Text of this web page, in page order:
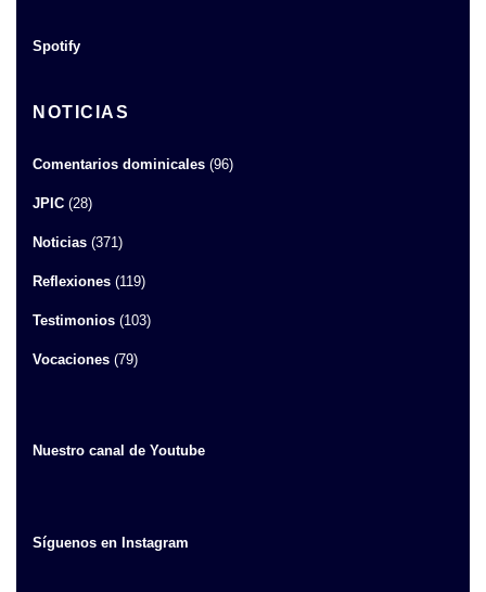
Spotify
NOTICIAS
Comentarios dominicales (96)
JPIC (28)
Noticias (371)
Reflexiones (119)
Testimonios (103)
Vocaciones (79)
Nuestro canal de Youtube
Síguenos en Instagram